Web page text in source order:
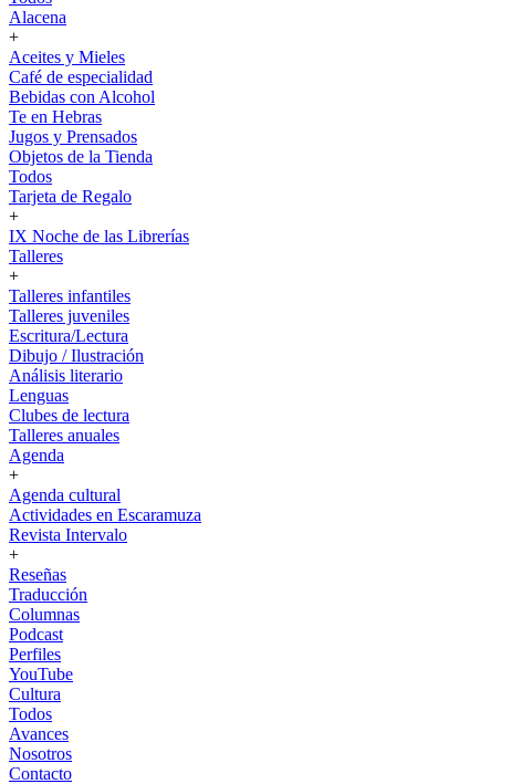
Alacena
+
Aceites y Mieles
Café de especialidad
Bebidas con Alcohol
Te en Hebras
Jugos y Prensados
Objetos de la Tienda
Todos
Tarjeta de Regalo
+
IX Noche de las Librerías
Talleres
+
Talleres infantiles
Talleres juveniles
Escritura/Lectura
Dibujo / Ilustración
Análisis literario
Lenguas
Clubes de lectura
Talleres anuales
Agenda
+
Agenda cultural
Actividades en Escaramuza
Revista Intervalo
+
Reseñas
Traducción
Columnas
Podcast
Perfiles
YouTube
Cultura
Todos
Avances
Nosotros
Contacto